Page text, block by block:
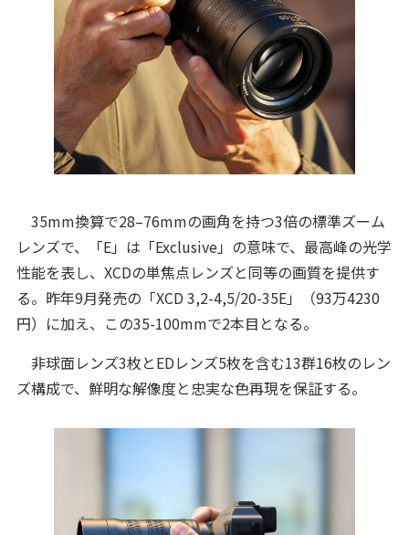
35mm換算で28–76mmの画角を持つ3倍の標準ズーム
レンズで、「E」は「Exclusive」の意味で、最高峰の光学
性能を表し、XCDの単焦点レンズと同等の画質を提供す
る。昨年9月発売の「XCD 3,2-4,5/20-35E」（93万4230
円）に加え、この35-100mmで2本目となる。
非球面レンズ3枚とEDレンズ5枚を含む13群16枚のレン
ズ構成で、鮮明な解像度と忠実な色再現を保証する。